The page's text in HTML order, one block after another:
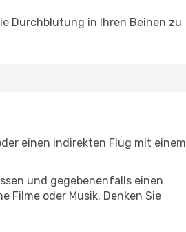
Durchblutung in Ihren Beinen zu
einen indirekten Flug mit einem
und gegebenenfalls einen
oder Musik. Denken Sie